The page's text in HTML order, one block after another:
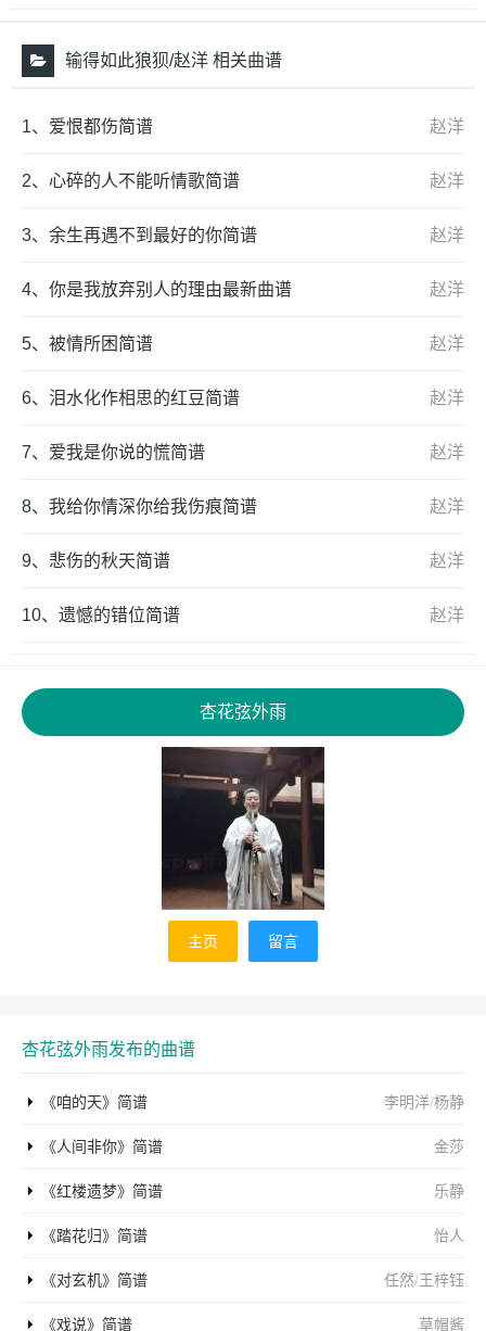
输得如此狼狈/赵洋 相关曲谱
赵洋
1、 爱恨都伤简谱
赵洋
2、 心碎的人不能听情歌简谱
赵洋
3、 余生再遇不到最好的你简谱
赵洋
4、 你是我放弃别人的理由最新曲谱
赵洋
5、 被情所困简谱
赵洋
6、 泪水化作相思的红豆简谱
赵洋
7、 爱我是你说的慌简谱
赵洋
8、 我给你情深你给我伤痕简谱
赵洋
9、 悲伤的秋天简谱
赵洋
10、 遗憾的错位简谱
杏花弦外雨
主页 留言
杏花弦外雨发布的曲谱
李明洋/杨静
《咱的天》简谱
金莎
《人间非你》简谱
乐静
《红楼遗梦》简谱
怡人
《踏花归》简谱
任然/王梓钰
《对玄机》简谱
草帽酱
《戏说》简谱